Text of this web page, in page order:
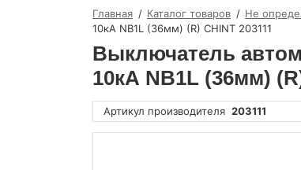
Главная Каталог товаров Не
10кА NB1L (36мм) (R) CHINT 203111
Выключатель
10кА NB1L (36мм)
Артикул производителя 203111